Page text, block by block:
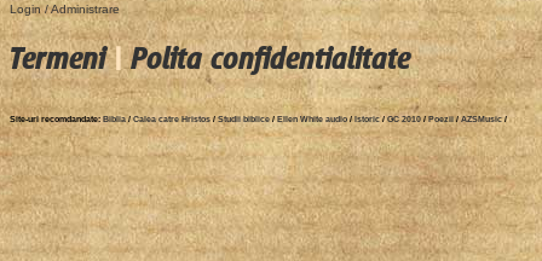
Login / Administrare
Termeni|Polita confidentialitate
Site-uri recomdandate: Biblia/Calea catre Hristos / Studii biblice / Ellen White audio / Istoric/ GC 2010 / Poezii / AZSMusic /